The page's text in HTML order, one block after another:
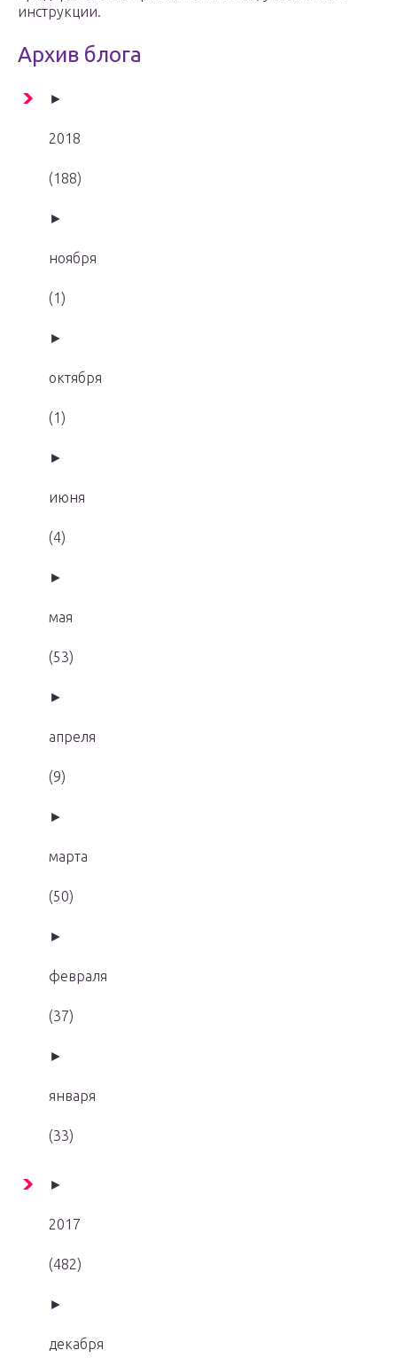
инструкции.
Архив блога
►
2018
(188)
►
ноября
(1)
►
октября
(1)
►
июня
(4)
►
мая
(53)
►
апреля
(9)
►
марта
(50)
►
февраля
(37)
►
января
(33)
►
2017
(482)
►
декабря